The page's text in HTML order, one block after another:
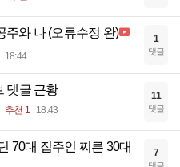
주와 나 (오류수정 완)
18:44
1
댓글
댓글 근황
추천 1 18:43
11
댓글
70대 집주인 찌른 30대
7